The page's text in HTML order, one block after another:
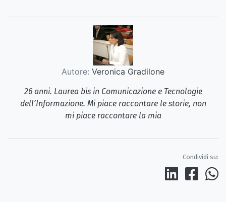
Autore: Veronica Gradilone
26 anni. Laurea bis in Comunicazione e Tecnologie
dell’Informazione. Mi piace raccontare le storie, non
mi piace raccontare la mia
Condividi su: